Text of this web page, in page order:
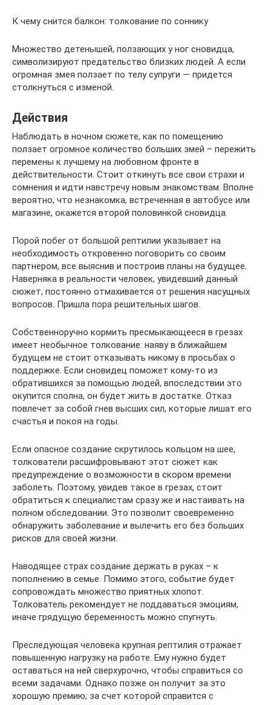
К чему снится балкон: толкование по соннику
Множество детенышей, ползающих у ног сновидца,
символизируют предательство близких людей. А если
огромная змея ползает по телу супруги — придется
столкнуться с изменой.
Действия
Наблюдать в ночном сюжете, как по помещению
ползает огромное количество больших змей – пережить
перемены к лучшему на любовном фронте в
действительности. Стоит откинуть все свои страхи и
сомнения и идти навстречу новым знакомствам. Вполне
вероятно, что незнакомка, встреченная в автобусе или
магазине, окажется второй половинкой сновидца.
Порой побег от большой рептилии указывает на
необходимость откровенно поговорить со своим
партнером, все выяснив и построив планы на будущее.
Наверняка в реальности человек, увидевший данный
сюжет, постоянно отмахивается от решения насущных
вопросов. Пришла пора решительных шагов.
Собственноручно кормить пресмыкающееся в грезах
имеет необычное толкование: наяву в ближайшем
будущем не стоит отказывать никому в просьбах о
поддержке. Если сновидец поможет кому-то из
обратившихся за помощью людей, впоследствии это
окупится сполна, он будет жить в достатке. Отказ
повлечет за собой гнев высших сил, которые лишат его
счастья и покоя на годы.
Если опасное создание скрутилось кольцом на шее,
толкователи расшифровывают этот сюжет как
предупреждение о возможности в скором времени
заболеть. Поэтому, увидев такое в грезах, стоит
обратиться к специалистам сразу же и настаивать на
полном обследовании. Это позволит своевременно
обнаружить заболевание и вылечить его без больших
рисков для своей жизни.
Наводящее страх создание держать в руках – к
пополнению в семье. Помимо этого, событие будет
сопровождать множество приятных хлопот.
Толкователь рекомендует не поддаваться эмоциям,
иначе грядущую беременность можно спугнуть.
Преследующая человека крупная рептилия отражает
повышенную нагрузку на работе. Ему нужно будет
оставаться на ней сверхурочно, чтобы справиться со
всеми задачами. Однако позже он получит за это
хорошую премию, за счет которой справится с